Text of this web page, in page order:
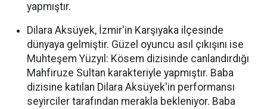
yapmıştır.
Dilara Aksüyek, İzmir'in Karşıyaka ilçesinde
dünyaya gelmiştir. Güzel oyuncu asıl çıkışını ise
Muhteşem Yüzyıl: Kösem dizisinde canlandırdığı
Mahfiruze Sultan karakteriyle yapmıştır. Baba
dizisine katılan Dilara Aksüyek'in performansı
seyirciler tarafından merakla bekleniyor. Baba